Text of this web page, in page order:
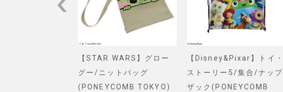
【STAR WARS】グロー
グー/ニットバッグ
(PONEYCOMB TOKYO)
【Disney&Pixar】トイ・
ストーリー5/集合/ナップ
ザック(PONEYCOMB